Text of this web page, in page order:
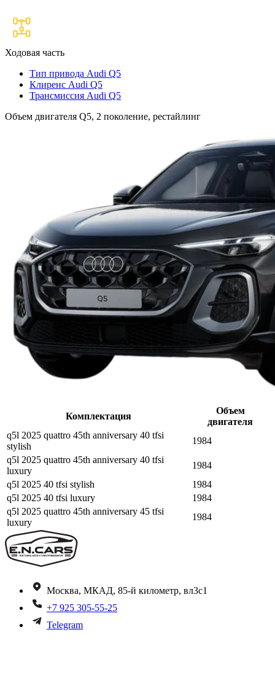
Ходовая часть
Тип привода Audi Q5
Клиренс Audi Q5
Трансмиссия Audi Q5
Объем двигателя Q5, 2 поколение, рестайлинг
Комплектация
Объем
двигателя
q5l 2025 quattro 45th anniversary 40 tfsi
stylish
1984
q5l 2025 quattro 45th anniversary 40 tfsi
luxury
1984
q5l 2025 40 tfsi stylish
1984
q5l 2025 40 tfsi luxury
1984
q5l 2025 quattro 45th anniversary 45 tfsi
luxury
1984
Москва, МКАД, 85-й километр, вл3с1
+7 925 305-55-25
Telegram